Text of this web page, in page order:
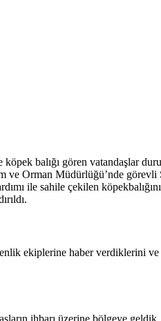
balığı gören vatandaşlar
ve Orman Müdürlüğü’nde
ile sahile çekilen
ekiplerine haber verdiklerini
ihbarı üzerine bölgeye